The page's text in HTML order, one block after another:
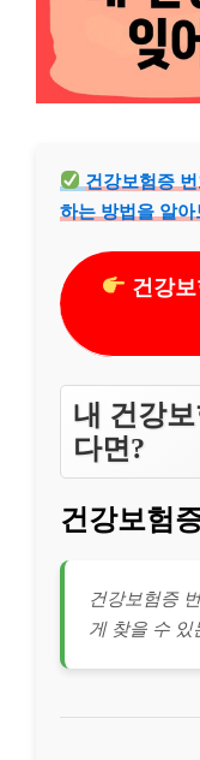
건강보험증
하는 방법을 알아
건강
내 건강
다면?
건강보험
건강보험증
게 찾을 수 있